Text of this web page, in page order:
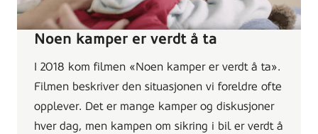
Noen kamper er verdt å ta
I 2018 kom filmen «Noen kamper er verdt å ta».
Filmen beskriver den situasjonen vi foreldre ofte
opplever. Det er mange kamper og diskusjoner
hver dag, men kampen om sikring i bil er verdt å